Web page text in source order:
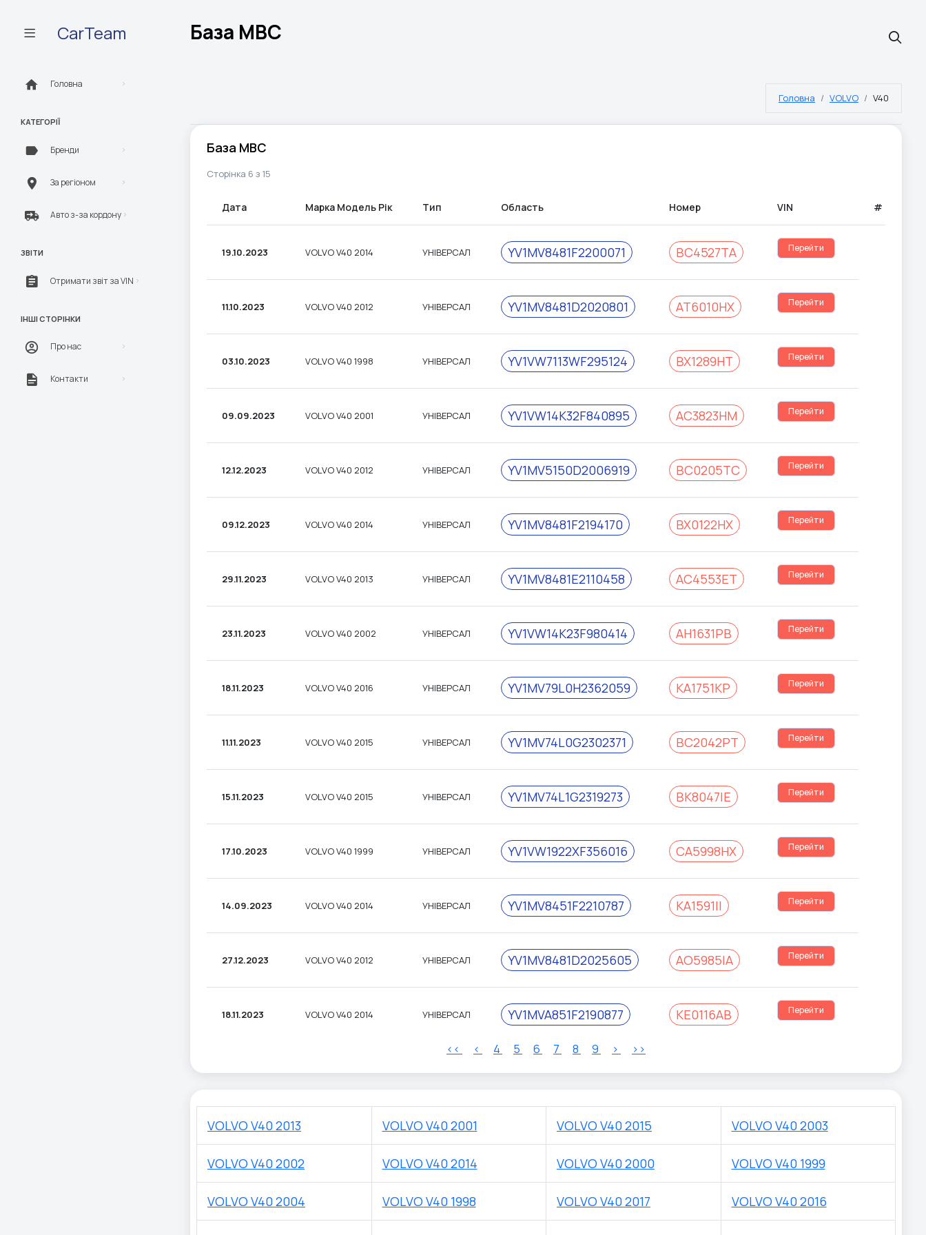
CarTeam База МВС
Головна
КАТЕГОРІЇ
Бренди
За регіоном
Авто з-за кордону
ЗВІТИ
Отримати звіт за VIN
ІНШІ СТОРІНКИ
Про нас
Контакти
Головна VOLVO V40
База МВС
Сторінка 6 з 15
Дата Марка Модель Рік Тип Область Номер VIN #
19.10.2023 VOLVO V40 2014 УНІВЕРСАЛ YV1MV8481F2200071 BC4527TA Перейти
11.10.2023 VOLVO V40 2012 УНІВЕРСАЛ YV1MV8481D2020801 AT6010HX Перейти
03.10.2023 VOLVO V40 1998 УНІВЕРСАЛ YV1VW7113WF295124 BX1289HT Перейти
09.09.2023 VOLVO V40 2001 УНІВЕРСАЛ YV1VW14K32F840895 AC3823HM Перейти
12.12.2023 VOLVO V40 2012 УНІВЕРСАЛ YV1MV5150D2006919 BC0205TC Перейти
09.12.2023 VOLVO V40 2014 УНІВЕРСАЛ YV1MV8481F2194170 BX0122HX Перейти
29.11.2023 VOLVO V40 2013 УНІВЕРСАЛ YV1MV8481E2110458 AC4553ET Перейти
23.11.2023 VOLVO V40 2002 УНІВЕРСАЛ YV1VW14K23F980414 AH1631PB Перейти
18.11.2023 VOLVO V40 2016 УНІВЕРСАЛ YV1MV79L0H2362059 KA1751KP Перейти
11.11.2023 VOLVO V40 2015 УНІВЕРСАЛ YV1MV74L0G2302371 BC2042PT Перейти
15.11.2023 VOLVO V40 2015 УНІВЕРСАЛ YV1MV74L1G2319273 BK8047IE Перейти
17.10.2023 VOLVO V40 1999 УНІВЕРСАЛ YV1VW1922XF356016 CA5998HX Перейти
14.09.2023 VOLVO V40 2014 УНІВЕРСАЛ YV1MV8451F2210787 KA1591II Перейти
27.12.2023 VOLVO V40 2012 УНІВЕРСАЛ YV1MV8481D2025605 AO5985IA Перейти
18.11.2023 VOLVO V40 2014 УНІВЕРСАЛ YV1MVA851F2190877 KE0116AB Перейти
<< < 4 5 6 7 8 9 > >>
VOLVO V40 2013 VOLVO V40 2001 VOLVO V40 2015 VOLVO V40 2003
VOLVO V40 2002 VOLVO V40 2014 VOLVO V40 2000 VOLVO V40 1999
VOLVO V40 2004 VOLVO V40 1998 VOLVO V40 2017 VOLVO V40 2016